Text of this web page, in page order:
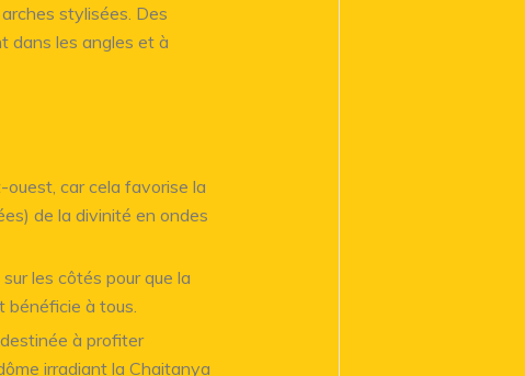
stylisées. Des
dans les angles et à
car cela favorise la
de la divinité en ondes
les côtés pour que la
bénéficie à tous.
à profiter
irradiant la Chaitanya